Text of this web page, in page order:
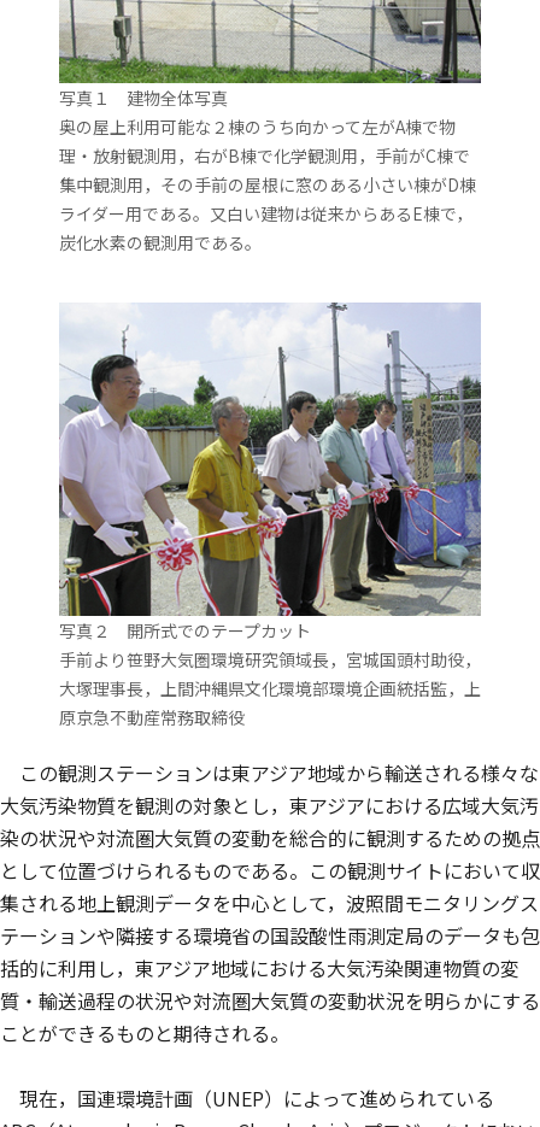
写真１ 建物全体写真
奥の屋上利用可能な２棟のうち向かって左がA棟で物
理・放射観測用，右がB棟で化学観測用，手前がC棟で
集中観測用，その手前の屋根に窓のある小さい棟がD棟
ライダー用である。又白い建物は従来からあるE棟で，
炭化水素の観測用である。
写真２ 開所式でのテープカット
手前より笹野大気圏環境研究領域長，宮城国頭村助役，
大塚理事長，上間沖縄県文化環境部環境企画統括監，上
原京急不動産常務取締役
この観測ステーションは東アジア地域から輸送される様々な
大気汚染物質を観測の対象とし，東アジアにおける広域大気汚
染の状況や対流圏大気質の変動を総合的に観測するための拠点
として位置づけられるものである。この観測サイトにおいて収
集される地上観測データを中心として，波照間モニタリングス
テーションや隣接する環境省の国設酸性雨測定局のデータも包
括的に利用し，東アジア地域における大気汚染関連物質の変
質・輸送過程の状況や対流圏大気質の変動状況を明らかにする
ことができるものと期待される。
現在，国連環境計画（UNEP）によって進められている